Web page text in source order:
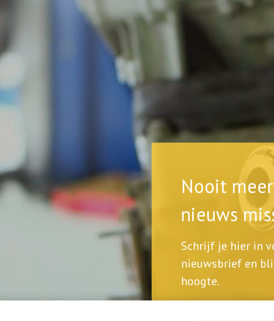
Nooit
nieuws
Schrijf je hier in
nieuwsbrief en
hoogte.